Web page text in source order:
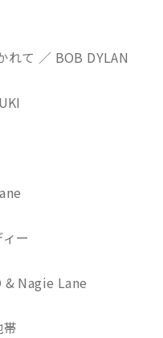
て ／ BOB DYLAN
ー
& Nagie Lane